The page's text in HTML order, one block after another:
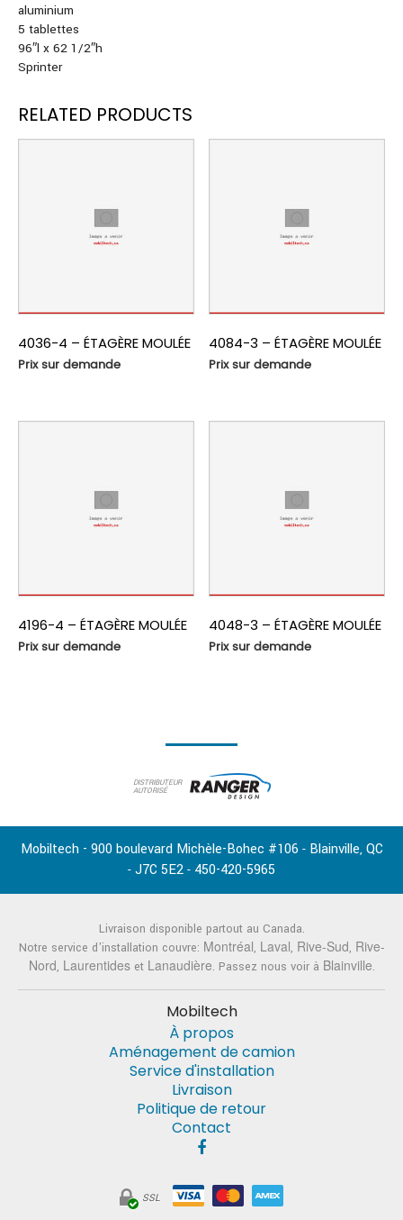
aluminium
5 tablettes
96″l x 62 1/2″h
Sprinter
RELATED PRODUCTS
4036-4 – ÉTAGÈRE MOULÉE
Prix sur demande
4084-3 – ÉTAGÈRE MOULÉE
Prix sur demande
4196-4 – ÉTAGÈRE MOULÉE
Prix sur demande
4048-3 – ÉTAGÈRE MOULÉE
Prix sur demande
DISTRIBUTEUR
AUTORISÉ
Mobiltech - 900 boulevard Michèle-Bohec #106 - Blainville, QC
- J7C 5E2 - 450-420-5965
Livraison disponible partout au Canada.
Notre service d'installation couvre: Montréal, Laval, Rive-Sud, Rive-
Nord, Laurentideset Lanaudière. Passez nous voir à Blainville.
Mobiltech
À propos
Aménagement de camion
Service d'installation
Livraison
Politique de retour
Contact
SSL